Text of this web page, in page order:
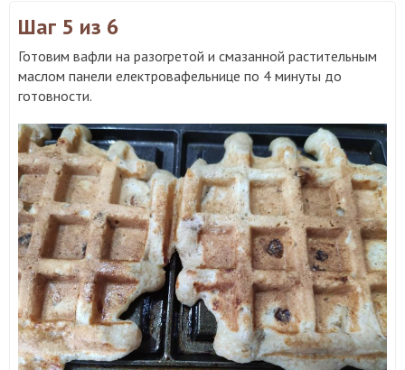
Шаг 5 из 6
Готовим вафли на разогретой и смазанной растительным
маслом панели електровафельнице по 4 минуты до
готовности.